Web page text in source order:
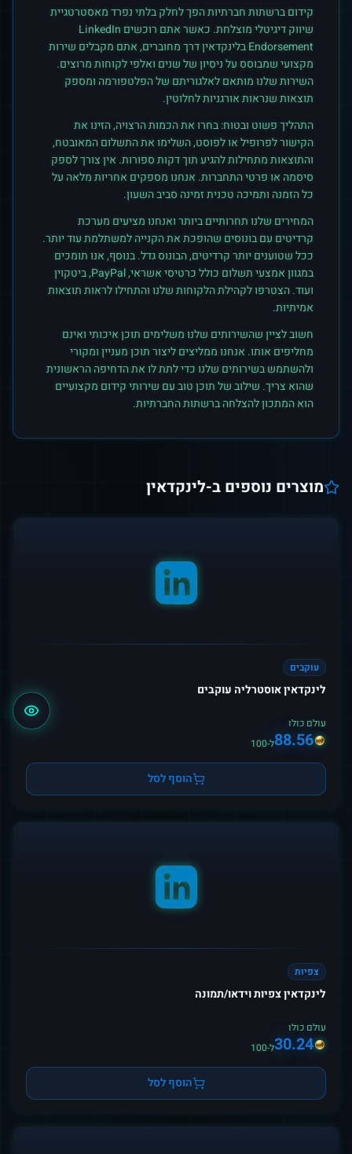
קידום ברשתות חברתיות הפך לחלק בלתי נפרד מאסטרטגיית
שיווק דיגיטלי מוצלחת. כאשר אתם רוכשים LinkedIn
Endorsementבלינקדאיןדרך מחוברים, אתם מקבלים שירות
מקצועי שמבוסס על ניסיון של שנים ואלפי לקוחות מרוצים.
השירות שלנו מותאם לאלגוריתם של הפלטפורמה ומספק
תוצאות שנראות אורגניות לחלוטין.
התהליך פשוט ובטוח: בחרו את הכמות הרצויה, הזינו את
הקישור לפרופיל או לפוסט, השלימו את התשלום המאובטח,
והתוצאות מתחילות להגיע תוך דקות ספורות. אין צורך לספק
סיסמה או פרטי התחברות. אנחנו מספקים אחריות מלאה על
כל הזמנה ותמיכה טכנית זמינה סביב השעון.
המחירים שלנו תחרותיים ביותר ואנחנו מציעים מערכת
קרדיטים עם בונוסים שהופכת את הקנייה למשתלמת עוד יותר.
ככל שטוענים יותר קרדיטים, הבונוס גדל. בנוסף, אנו תומכים
במגוון אמצעי תשלום כולל כרטיסי אשראי, PayPal, ביטקוין
ועוד. הצטרפו לקהילת הלקוחות שלנו והתחילו לראות תוצאות
אמיתיות.
חשוב לציין שהשירותים שלנו משלימים תוכן איכותי ואינם
מחליפים אותו. אנחנו ממליצים ליצור תוכן מעניין ומקורי
ולהשתמש בשירותים שלנו כדי לתת לו את הדחיפה הראשונית
שהוא צריך. שילוב של תוכן טוב עם שירותי קידום מקצועיים
הוא המתכון להצלחה ברשתות החברתיות.
מוצרים נוספים ב-לינקדאין
עוקבים
לינקדאין אוסטרליה עוקבים
עולם כולו
88.56ל-100
הוסף לסל
צפיות
לינקדאין צפיות וידאו/תמונה
עולם כולו
30.24ל-100
הוסף לסל